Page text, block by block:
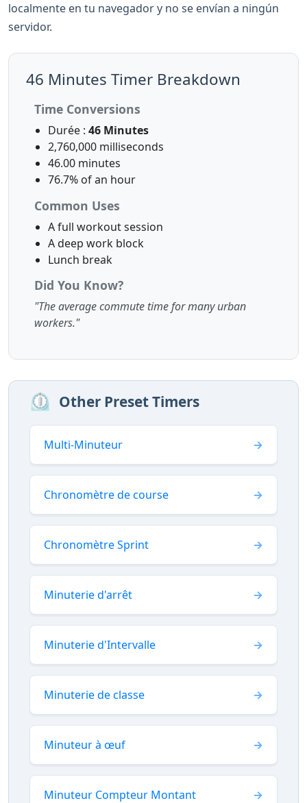
localmente en tu navegador y no se envían a ningún
servidor.
46 Minutes Timer Breakdown
Time Conversions
Durée : 46 Minutes
2,760,000 milliseconds
46.00 minutes
76.7% of an hour
Common Uses
A full workout session
A deep work block
Lunch break
Did You Know?
"The average commute time for many urban
workers."
⏲️ Other Preset Timers
Multi-Minuteur
Chronomètre de course
Chronomètre Sprint
Minuterie d'arrêt
Minuterie d'Intervalle
Minuterie de classe
Minuteur à œuf
Minuteur Compteur Montant